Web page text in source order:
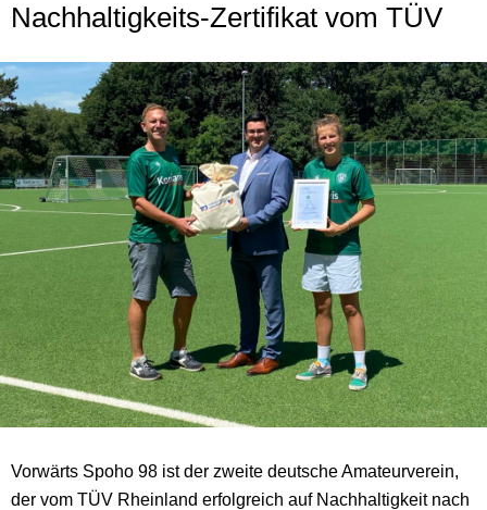
Nachhaltigkeits-Zertifikat vom TÜV
Vorwärts Spoho 98 ist der zweite deutsche Amateurverein,
der vom TÜV Rheinland erfolgreich auf Nachhaltigkeit nach